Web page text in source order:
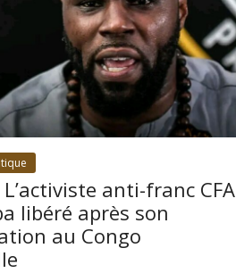
anti-franc CFA
libéré après son
au Congo